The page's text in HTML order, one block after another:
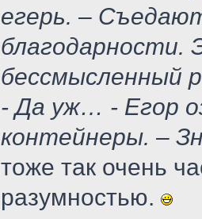
егерь. –
благодарности.
бессмысленный
- Да уж… - Егор
контейнеры. –
тоже так очень
разумностью.